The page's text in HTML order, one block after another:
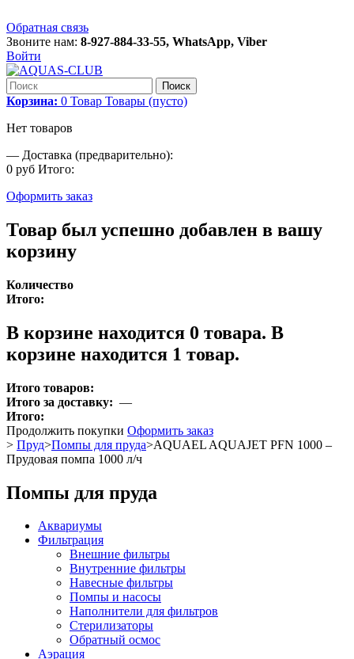
Обратная связь
Звоните нам: 8-927-884-33-55, WhatsApp, Viber
Войти
Поиск
Корзина: 0 Товар Товары (пусто)
Нет товаров
— Доставка (предварительно):
0 руб Итого:
Оформить заказ
Товар был успешно добавлен в вашу
корзину
Количество
Итого:
В корзине находится 0 товара. В
корзине находится 1 товар.
Итого товаров:
Итого за доставку: —
Итого:
Продолжить покупки Оформить заказ
> Пруд>Помпы для пруда>AQUAEL AQUAJET PFN 1000 –
Прудовая помпа 1000 л/ч
Помпы для пруда
Аквариумы
Фильтрация
Внешние фильтры
Внутренние фильтры
Навесные фильтры
Помпы и насосы
Наполнители для фильтров
Стерилизаторы
Обратный осмос
Аэрация